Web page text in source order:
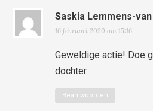
Saskia Lemmens-
16 februari 2020 om 15:16
Geweldige actie! Doe
dochter.
Beantwoorden